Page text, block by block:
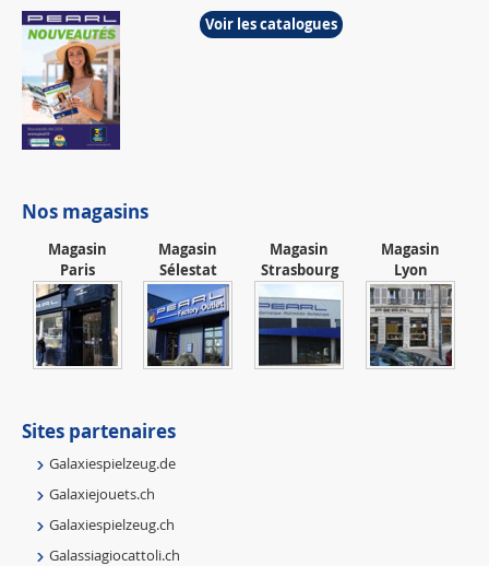
Voir les catalogues
Nos magasins
Magasin
Paris
Magasin
Sélestat
Magasin
Strasbourg
Magasin
Lyon
Sites partenaires
Galaxiespielzeug.de
Galaxiejouets.ch
Galaxiespielzeug.ch
Galassiagiocattoli.ch